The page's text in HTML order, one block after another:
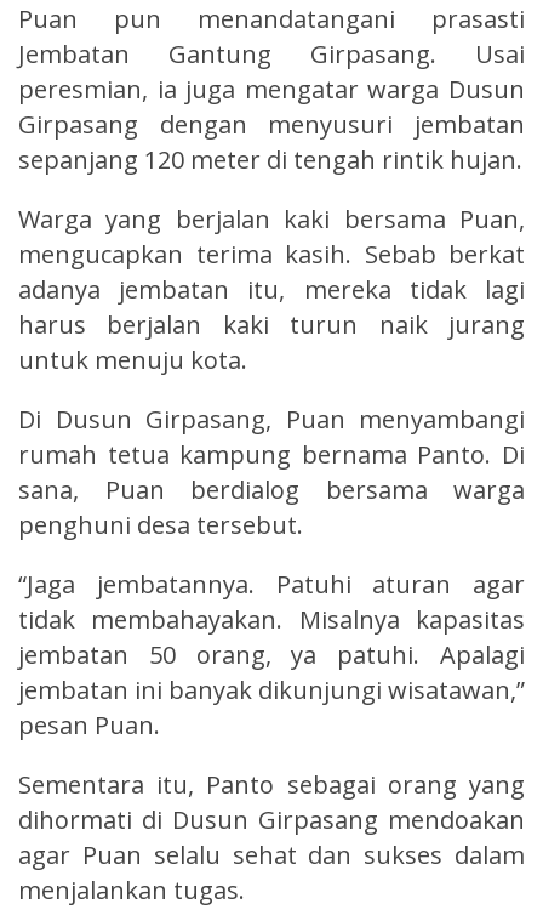
Puan pun menandatangani prasasti
Jembatan Gantung Girpasang. Usai
peresmian, ia juga mengatar warga Dusun
Girpasang dengan menyusuri jembatan
sepanjang 120 meter di tengah rintik hujan.
Warga yang berjalan kaki bersama Puan,
mengucapkan terima kasih. Sebab berkat
adanya jembatan itu, mereka tidak lagi
harus berjalan kaki turun naik jurang
untuk menuju kota.
Di Dusun Girpasang, Puan menyambangi
rumah tetua kampung bernama Panto. Di
sana, Puan berdialog bersama warga
penghuni desa tersebut.
“Jaga jembatannya. Patuhi aturan agar
tidak membahayakan. Misalnya kapasitas
jembatan 50 orang, ya patuhi. Apalagi
jembatan ini banyak dikunjungi wisatawan,”
pesan Puan.
Sementara itu, Panto sebagai orang yang
dihormati di Dusun Girpasang mendoakan
agar Puan selalu sehat dan sukses dalam
menjalankan tugas.